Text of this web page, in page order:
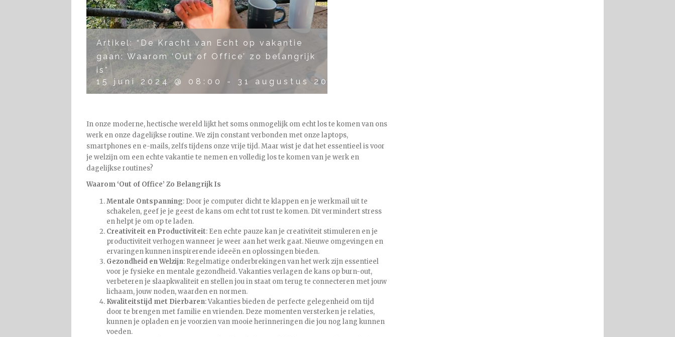
Artikel: “De Kracht van Echt op vakantie
gaan: Waarom ‘Out of Office’ zo belangrijk
is”
15 juni 2024 @ 08:00
- 31 augustus 2024 @ 17:00
In onze moderne, hectische wereld lijkt het soms onmogelijk om echt los te komen van ons
werk en onze dagelijkse routine. We zijn constant verbonden met onze laptops,
smartphones en e-mails, zelfs tijdens onze vrije tijd. Maar wist je dat het essentieel is voor
je welzijn om een echte vakantie te nemen en volledig los te komen van je werk en
dagelijkse routines?
Waarom ‘Out of Office’ Zo Belangrijk Is
Mentale Ontspanning: Door je computer dicht te klappen en je werkmail uit te
schakelen, geef je je geest de kans om echt tot rust te komen. Dit vermindert stress
en helpt je om op te laden.
Creativiteit en Productiviteit: Een echte pauze kan je creativiteit stimuleren en je
productiviteit verhogen wanneer je weer aan het werk gaat. Nieuwe omgevingen en
ervaringen kunnen inspirerende ideeën en oplossingen bieden.
Gezondheid en Welzijn: Regelmatige onderbrekingen van het werk zijn essentieel
voor je fysieke en mentale gezondheid. Vakanties verlagen de kans op burn-out,
verbeteren je slaapkwaliteit en stellen jou in staat om terug te connecteren met jouw
lichaam, jouw noden, waarden en normen.
Kwaliteitstijd met Dierbaren: Vakanties bieden de perfecte gelegenheid om tijd
door te brengen met familie en vrienden. Deze momenten versterken je relaties,
kunnen je opladen en je voorzien van mooie herinneringen die jou nog lang kunnen
voeden.